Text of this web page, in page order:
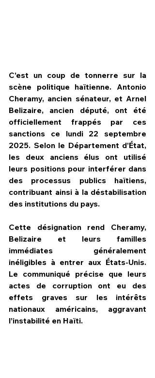
C’est un coup de tonnerre sur la
scène politique haïtienne. Antonio
Cheramy, ancien sénateur, et Arnel
Belizaire, ancien député, ont été
officiellement frappés par ces
sanctions ce lundi 22 septembre
2025. Selon le Département d’État,
les deux anciens élus ont utilisé
leurs positions pour interférer dans
des processus publics haïtiens,
contribuant ainsi à la déstabilisation
des institutions du pays.
Cette désignation rend Cheramy,
Belizaire et leurs familles
immédiates généralement
inéligibles à entrer aux États-Unis.
Le communiqué précise que leurs
actes de corruption ont eu des
effets graves sur les intérêts
nationaux américains, aggravant
l’instabilité en Haïti.